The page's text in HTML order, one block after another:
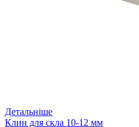
Детальніше
Клин для скла 10-12 мм